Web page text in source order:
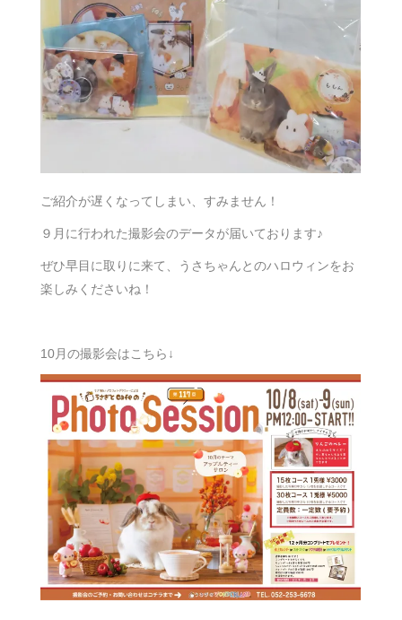
ご紹介が遅くなってしまい、すみません！
９月に行われた撮影会のデータが届いております♪
ぜひ早目に取りに来て、うさちゃんとのハロウィンをお
楽しみくださいね！
10月の撮影会はこちら↓